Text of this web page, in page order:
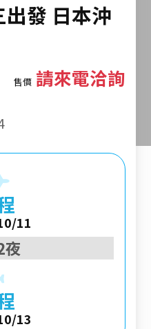
發 日本沖
售價請來電洽詢
11
夜
13